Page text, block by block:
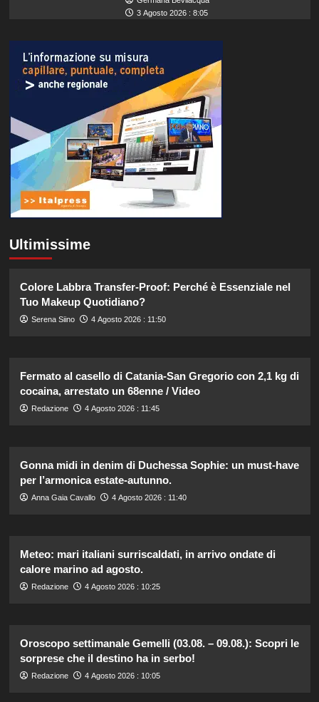
3 Agosto 2026 : 8:05
Ultimissime
Colore Labbra Transfer-Proof: Perché è Essenziale nel
Tuo Makeup Quotidiano?
Serena Siino 4 Agosto 2026 : 11:50
Fermato al casello di Catania-San Gregorio con 2,1 kg di
cocaina, arrestato un 68enne / Video
Redazione 4 Agosto 2026 : 11:45
Gonna midi in denim di Duchessa Sophie: un must-have
per l’armonica estate-autunno.
Anna Gaia Cavallo 4 Agosto 2026 : 11:40
Meteo: mari italiani surriscaldati, in arrivo ondate di
calore marino ad agosto.
Redazione 4 Agosto 2026 : 10:25
Oroscopo settimanale Gemelli (03.08. – 09.08.): Scopri le
sorprese che il destino ha in serbo!
Redazione 4 Agosto 2026 : 10:05